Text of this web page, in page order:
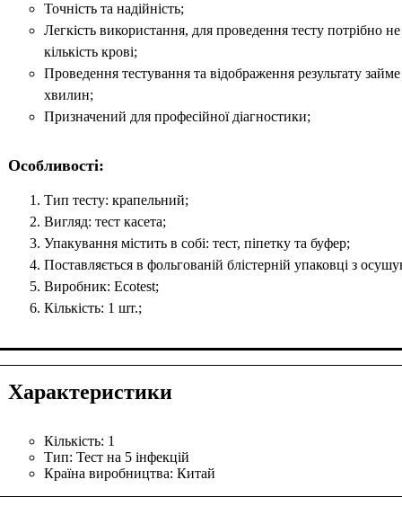
Точність та надійність;
Легкість використання, для проведення тесту потрібно
кількість крові;
Проведення тестування та відображення результату
хвилин;
Призначений для професійної діагностики;
Особливості:
Тип тесту: крапельний;
Вигляд: тест касета;
Упакування містить в собі: тест, піпетку та буфер;
Поставляється в фольгованій блістерній упаковці з
Виробник: Ecotest;
Кількість: 1 шт.;
Характеристики
Кількість: 1
Тип: Тест на 5 інфекцій
Країна виробництва: Китай